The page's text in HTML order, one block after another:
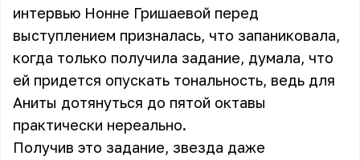
интервью Нонне Гришаевой перед
выступлением призналась, что запаниковала,
когда только получила задание, думала, что
ей придется опускать тональность, ведь для
Аниты дотянуться до пятой октавы
практически нереально.
Получив это задание, звезда даже